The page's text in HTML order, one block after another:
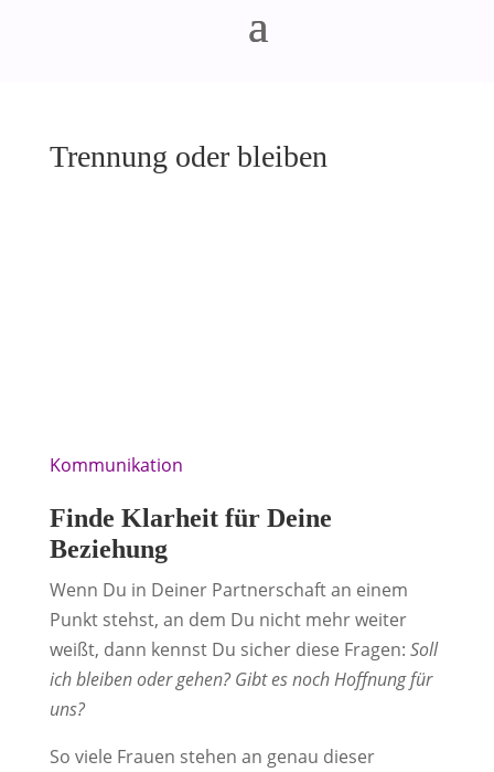
Trennung oder bleiben
Kommunikation
Finde Klarheit für Deine
Beziehung
Wenn Du in Deiner Partnerschaft an einem
Punkt stehst, an dem Du nicht mehr weiter
weißt, dann kennst Du sicher diese Fragen: Soll
ich bleiben oder gehen? Gibt es noch Hoffnung für
uns?
So viele Frauen stehen an genau dieser